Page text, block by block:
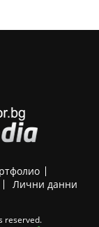
Лични данни
reserved.